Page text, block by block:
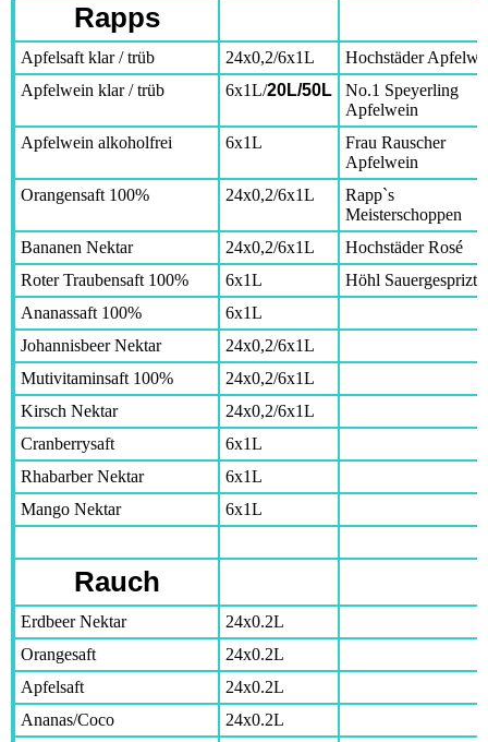
Rapps
Apfelsaft klar / trüb 24x0,2/6x1L
Hochstäder
Apfelwein klar / trüb
6x1L/20L/50L
No.1 Speyerling
Apfelwein
Apfelwein alkoholfrei
6x1L
Frau Rauscher
Apfelwein
Orangensaft 100%
24x0,2/6x1L
Rapp`s
Meisterschoppen
Bananen Nektar
24x0,2/6x1L
Hochstäder Rosé
Roter Traubensaft 100%
6x1L
Höhl
Ananassaft 100%
6x1L
Johannisbeer Nektar
24x0,2/6x1L
Mutivitaminsaft 100%
24x0,2/6x1L
Kirsch Nektar
24x0,2/6x1L
Cranberrysaft
6x1L
Rhabarber Nektar
6x1L
Mango Nektar
6x1L
Rauch
Erdbeer Nektar
24x0.2L
Orangesaft
24x0.2L
Apfelsaft
24x0.2L
Ananas/Coco
24x0.2L